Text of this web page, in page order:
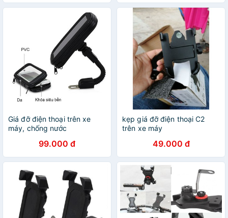
Giá đỡ điện thoại trên xe
máy, chống nước
99.000 đ
kẹp giá đỡ điện thoại C2
trên xe máy
49.000 đ